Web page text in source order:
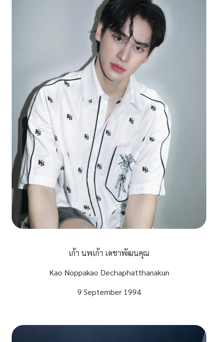
เก้า นพเก้า เดชาพัฒนคุณ
Kao Noppakao Dechaphatthanakun
9 September 1994